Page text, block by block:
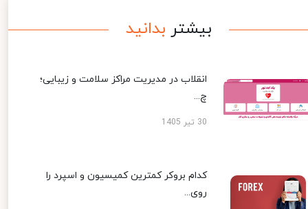
بیشتر بدانید
انقلاب در مدیریت مراکز سلامت و زیبایی؛
چ...
30 تیر 1405
کدام بروکر کمترین کمیسیون و اسپرد را
روی...